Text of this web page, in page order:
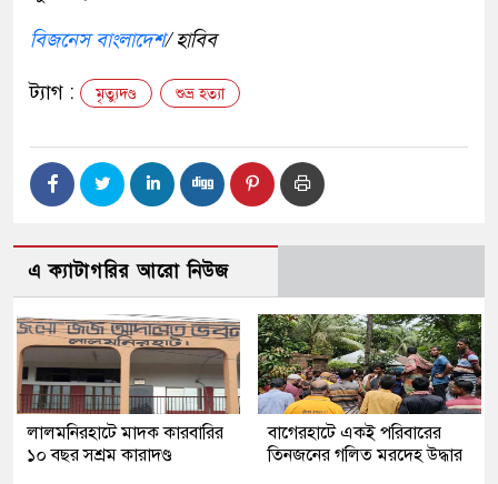
বিজনেস বাংলাদেশ/ হাবিব
ট্যাগ : মৃত্যুদণ্ড শুভ্র হত্যা
এ ক্যাটাগরির আরো নিউজ
লালমনিরহাটে মাদক কারবারির
১০ বছর সশ্রম কারাদণ্ড
‎বাগেরহাটে একই পরিবারের
তিনজনের গলিত মরদেহ উদ্ধার